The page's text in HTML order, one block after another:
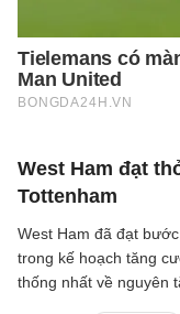
West Ham đạt
Tottenham
West Ham đã đạt
trong kế hoạch tăng
thống nhất về nguyên